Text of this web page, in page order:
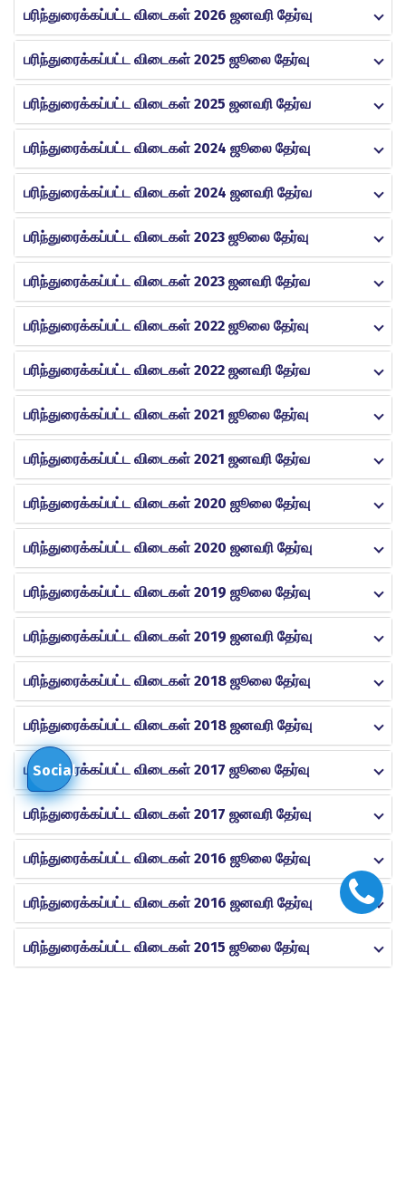
பரிந்துரைக்கப்பட்ட விடைகள் 2026 ஜனவரி தேர்வு
பரிந்துரைக்கப்பட்ட விடைகள் 2025 ஜூலை தேர்வு
பரிந்துரைக்கப்பட்ட விடைகள் 2025 ஜனவரி தேர்வ
பரிந்துரைக்கப்பட்ட விடைகள் 2024 ஜூலை தேர்வு
பரிந்துரைக்கப்பட்ட விடைகள் 2024 ஜனவரி தேர்வ
பரிந்துரைக்கப்பட்ட விடைகள் 2023 ஜூலை தேர்வு
பரிந்துரைக்கப்பட்ட விடைகள் 2023 ஜனவரி தேர்வ
பரிந்துரைக்கப்பட்ட விடைகள் 2022 ஜூலை தேர்வு
பரிந்துரைக்கப்பட்ட விடைகள் 2022 ஜனவரி தேர்வ
பரிந்துரைக்கப்பட்ட விடைகள் 2021 ஜூலை தேர்வு
பரிந்துரைக்கப்பட்ட விடைகள் 2021 ஜனவரி தேர்வ
பரிந்துரைக்கப்பட்ட விடைகள் 2020 ஜூலை தேர்வு
பரிந்துரைக்கப்பட்ட விடைகள் 2020 ஜனவரி தேர்வு
பரிந்துரைக்கப்பட்ட விடைகள் 2019 ஜூலை தேர்வு
பரிந்துரைக்கப்பட்ட விடைகள் 2019 ஜனவரி தேர்வு
பரிந்துரைக்கப்பட்ட விடைகள் 2018 ஜூலை தேர்வு
பரிந்துரைக்கப்பட்ட விடைகள் 2018 ஜனவரி தேர்வு
பரிந்துரைக்கப்பட்ட விடைகள் 2017 ஜூலை தேர்வு
பரிந்துரைக்கப்பட்ட விடைகள் 2017 ஜனவரி தேர்வு
பரிந்துரைக்கப்பட்ட விடைகள் 2016 ஜூலை தேர்வு
பரிந்துரைக்கப்பட்ட விடைகள் 2016 ஜனவரி தேர்வு
பரிந்துரைக்கப்பட்ட விடைகள் 2015 ஜூலை தேர்வு
Social